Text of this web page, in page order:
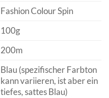
Fashion Colour Spin
100g
200m
Blau (spezifischer Farbton
kann variieren, ist aber ein
tiefes, sattes Blau)